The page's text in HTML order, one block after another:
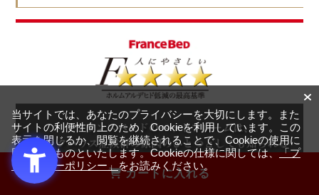
カートに入れる
当サイトでは、あなたのプライバシーを大切にします。また
サイトの利便性向上のため、Cookieを利用しています。この
表示を閉じるか、閲覧を継続されることで、Cookieの使用に
同意するものといたします。Cookieの仕様に関しては、「プ
ライバシーポリシー」をお読みください。